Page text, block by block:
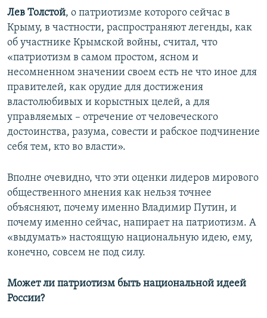
Лев Толстой, о патриотизме которого сейчас в
Крыму, в частности, распространяют легенды, как
об участнике Крымской войны, считал, что
«патриотизм в самом простом, ясном и
несомненном значении своем есть не что иное для
правителей, как орудие для достижения
властолюбивых и корыстных целей, а для
управляемых – отречение от человеческого
достоинства, разума, совести и рабское подчинение
себя тем, кто во власти».
Вполне очевидно, что эти оценки лидеров мирового
общественного мнения как нельзя точнее
объясняют, почему именно Владимир Путин, и
почему именно сейчас, напирает на патриотизм. А
«выдумать» настоящую национальную идею, ему,
конечно, совсем не под силу.
Может ли патриотизм быть национальной идеей
России?